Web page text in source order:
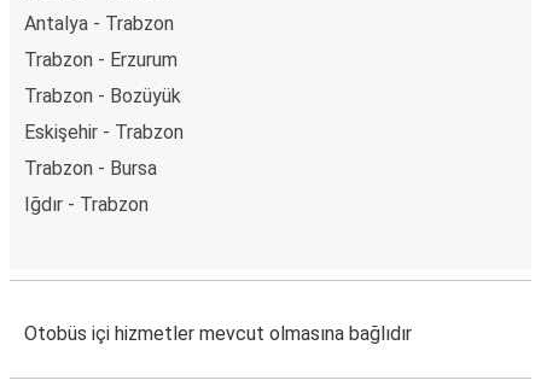
Antalya - Trabzon
Trabzon - Erzurum
Trabzon - Bozüyük
Eskişehir - Trabzon
Trabzon - Bursa
Iğdır - Trabzon
Otobüs içi hizmetler mevcut olmasına bağlıdır